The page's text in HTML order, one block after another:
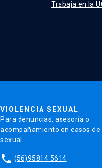
Trabaja en la
VIOLENCIA SEXUAL
Para denuncias, asesoría o
acompañamiento en casos de
sexual
phone (56)95814 5614